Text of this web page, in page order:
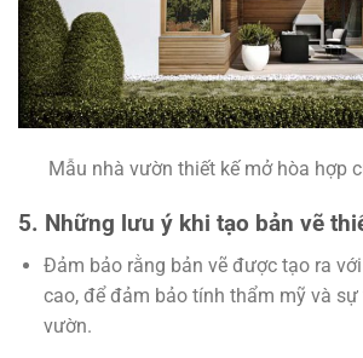
Mẫu nhà vườn thiết kế mở hòa hợp
5. Những lưu ý khi tạo bản vẽ
Đảm bảo rằng bản vẽ được tạo ra
cao, để đảm bảo tính thẩm mỹ và
vườn.